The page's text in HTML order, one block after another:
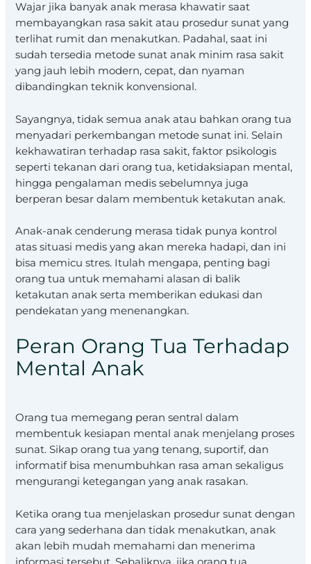
Wajar jika banyak anak merasa khawatir saat
membayangkan rasa sakit atau prosedur sunat yang
terlihat rumit dan menakutkan. Padahal, saat ini
sudah tersedia metode sunat anak minim rasa sakit
yang jauh lebih modern, cepat, dan nyaman
dibandingkan teknik konvensional.
Sayangnya, tidak semua anak atau bahkan orang tua
menyadari perkembangan metode sunat ini. Selain
kekhawatiran terhadap rasa sakit, faktor psikologis
seperti tekanan dari orang tua, ketidaksiapan mental,
hingga pengalaman medis sebelumnya juga
berperan besar dalam membentuk ketakutan anak.
Anak-anak cenderung merasa tidak punya kontrol
atas situasi medis yang akan mereka hadapi, dan ini
bisa memicu stres. Itulah mengapa, penting bagi
orang tua untuk memahami alasan di balik
ketakutan anak serta memberikan edukasi dan
pendekatan yang menenangkan.
Peran Orang Tua Terhadap
Mental Anak
Orang tua memegang peran sentral dalam
membentuk kesiapan mental anak menjelang proses
sunat. Sikap orang tua yang tenang, suportif, dan
informatif bisa menumbuhkan rasa aman sekaligus
mengurangi ketegangan yang anak rasakan.
Ketika orang tua menjelaskan prosedur sunat dengan
cara yang sederhana dan tidak menakutkan, anak
akan lebih mudah memahami dan menerima